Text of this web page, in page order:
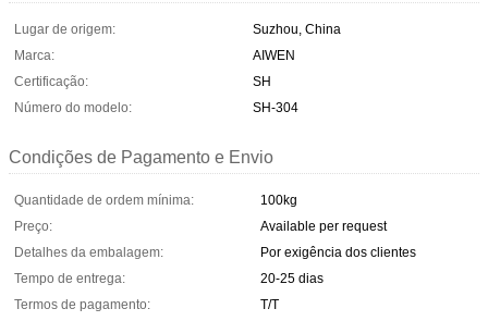
Lugar de origem:
Suzhou, China
Marca:
AIWEN
Certificação:
SH
Número do modelo:
SH-304
Condições de Pagamento e Envio
Quantidade de ordem mínima:
100kg
Preço:
Available per request
Detalhes da embalagem:
Por exigência dos clientes
Tempo de entrega:
20-25 dias
Termos de pagamento:
T/T